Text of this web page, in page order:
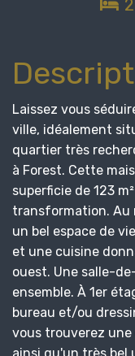
2
Laissez vous
ville, idéalement
quartier très
à Forest. Cette
superficie de 123
transformation. Au
un bel espace de
et une cuisine
ouest. Une salle-
ensemble. À 1er
bureau et/ou
vous trouverez